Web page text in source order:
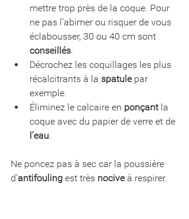
mettre trop près de la coque. Pour
ne pas l’abimer ou risquer de vous
éclabousser, 30 ou 40 cm sont
conseillés.
Décrochez les coquillages les plus
récalcitrants à la spatule par
exemple.
Éliminez le calcaire en ponçant la
coque avec du papier de verre et de
l’eau.
Ne poncez pas à sec car la poussière
d’antifouling est très nocive à respirer.